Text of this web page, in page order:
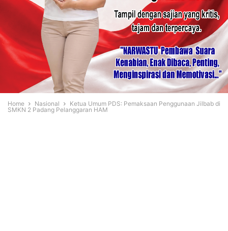
Home Nasional
Ketua Umum PDS: Pemaksaan Penggunaan Jilbab di
SMKN 2 Padang Pelanggaran HAM